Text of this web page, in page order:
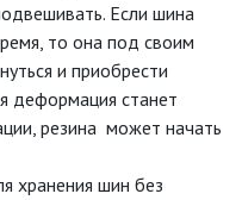
Если шина
то она под своим
и приобрести
деформация станет
резина может начать
хранения шин без